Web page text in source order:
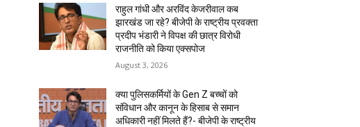
राहुल गांधी और अरविंद केजरीवाल कब
झारखंड जा रहे? बीजेपी के राष्ट्रीय प्रवक्ता
प्रदीप भंडारी ने विपक्ष की छात्र विरोधी
राजनीति को किया एक्सपोज
August 3, 2026
क्या पुलिसकर्मियों के Gen Z बच्चों को
संविधान और कानून के हिसाब से समान
अधिकारी नहीं मिलते हैं?- बीजेपी के राष्ट्रीय